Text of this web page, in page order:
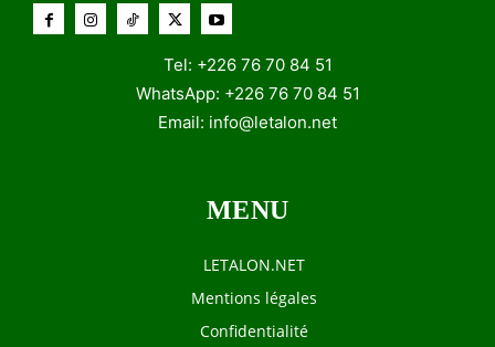
Tel: +226 76 70 84 51
WhatsApp: +226 76 70 84 51
Email: info@letalon.net
MENU
LETALON.NET
Mentions légales
Confidentialité